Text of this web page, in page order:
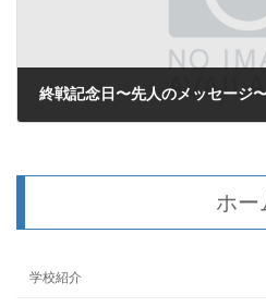
終戦記念日〜先人のメッセージ
ホー
学校紹介